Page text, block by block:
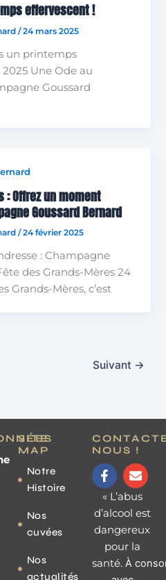
effervescent !
/24 mars 2025
un printemps
Une Ode au
Goussard
Offrez un moment
Goussard Bernard
/24 février 2025
: Champagne
des Grands-Mères 24
Grands-Mères, c’est
Suivant →
SITE
MAP
Notre
Histoire
Nos
cuvées
Nos
actualités
NOUS !
F
a
c
e
b
o
o
k
-
E
n
v
l
o
p
« L’abus
d’alcool est
dangereux
pour la
santé. À